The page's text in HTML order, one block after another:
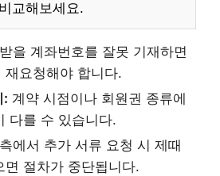
교해보세요.
을 계좌번호를 잘못 기재하면
재요청해야 합니다.
: 계약 시점이나 회원권 종류에
다를 수 있습니다.
에서 추가 서류 요청 시 제때
면 절차가 중단됩니다.